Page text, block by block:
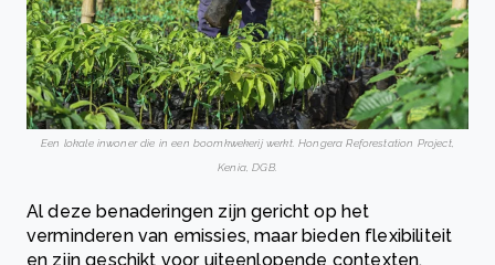
Een lokale inwoner die in een boomkwekerij werkt. Hongera Reforestation Project,
Kenia, DGB.
Al deze benaderingen zijn gericht op het
verminderen van emissies, maar bieden flexibiliteit
en zijn geschikt voor uiteenlopende contexten.